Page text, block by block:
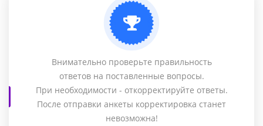
Внимательно проверьте правильность
ответов на поставленные вопросы.
При необходимости - откорректируйте ответы.
После отправки анкеты корректировка станет
невозможна!